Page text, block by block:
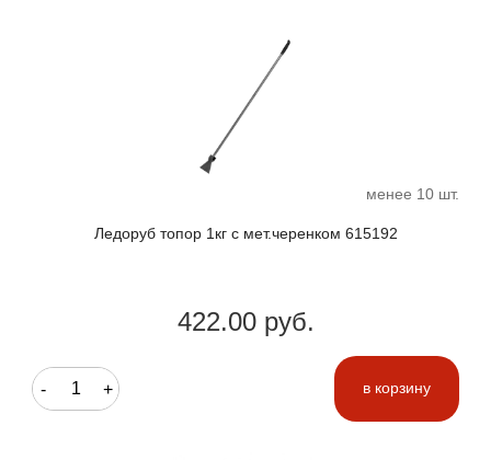
менее 10 шт.
Ледоруб топор 1кг с мет.черенком 615192
422.00 руб.
- + в корзину